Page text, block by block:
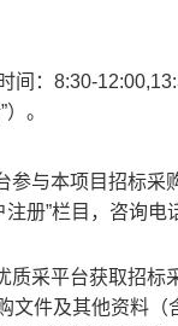
间：8:30-
。
与本项目招标
注册”栏目，咨询
质采平台获取招
文件及其他资料